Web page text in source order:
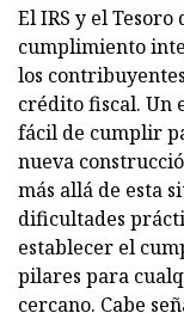
El IRS y el
cumplimiento
los
crédito fiscal. Un
fácil de cumplir
nueva
más allá de esta
dificultades
establecer el
pilares para
cercano. Cabe